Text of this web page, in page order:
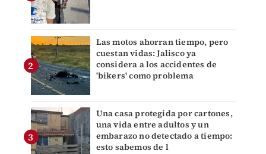
Las motos ahorran tiempo, pero
cuestan vidas: Jalisco ya
considera a los accidentes de
'bikers' como problema
Una casa protegida por cartones,
una vida entre adultos y un
embarazo no detectado a tiempo:
esto sabemos de l